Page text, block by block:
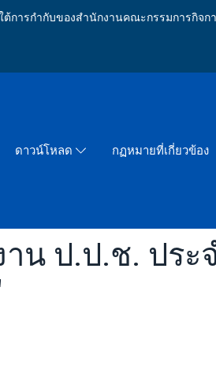
การกำกับของสำนักงานคณะกรรมการกิจ
ดาวน์โหลด กฏหมายที่เกี่ยวข้อง
น ป.ป.ช. ประ